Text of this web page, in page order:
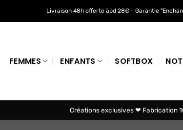
Livraison 48h offerte àpd 28€ - Garantie
FEMMES ENFANTS SOFTBOX
Créations exclusives ❤ Fabrication